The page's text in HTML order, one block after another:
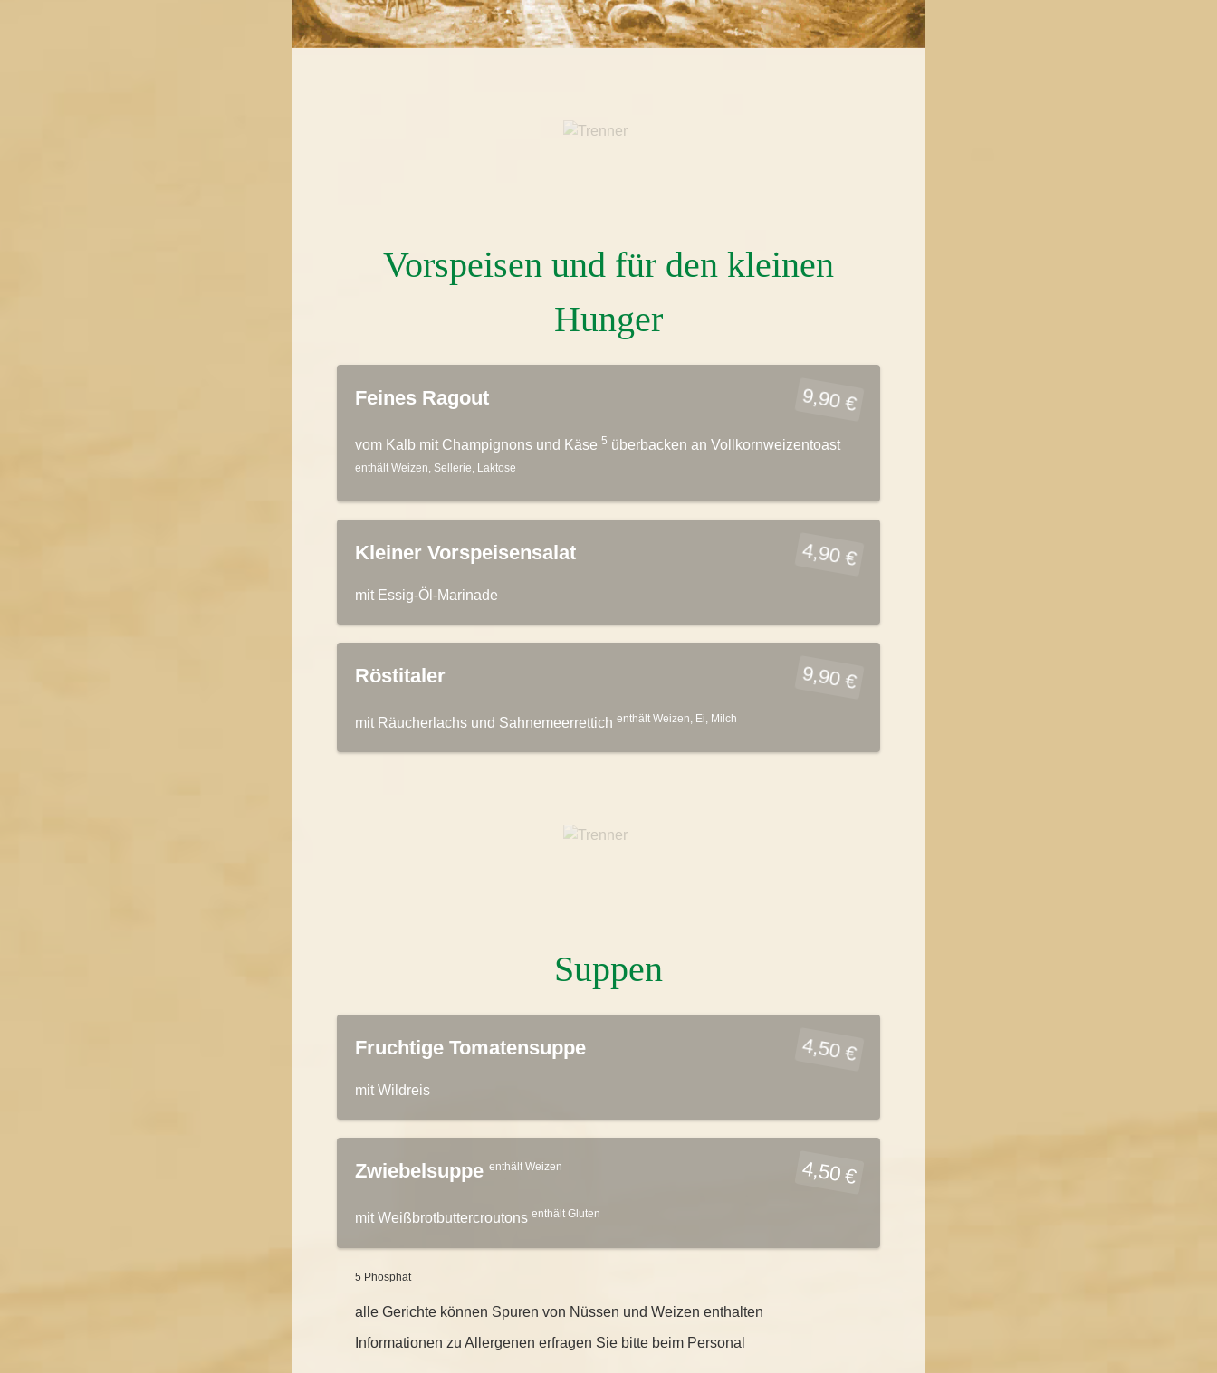
Vorspeisen und für den kleinen
Hunger
Feines Ragout 9,90 €
vom Kalb mit Champignons und Käse 5 überbacken an Vollkornweizentoast
enthält Weizen, Sellerie, Laktose
Kleiner Vorspeisensalat 4,90 €
mit Essig-Öl-Marinade
Röstitaler 9,90 €
mit Räucherlachs und Sahnemeerrettich enthält Weizen, Ei, Milch
Suppen
Fruchtige Tomatensuppe 4,50 €
mit Wildreis
Zwiebelsuppe enthält Weizen 4,50 €
mit Weißbrotbuttercroutons enthält Gluten
5 Phosphat
alle Gerichte können Spuren von Nüssen und Weizen enthalten
Informationen zu Allergenen erfragen Sie bitte beim Personal